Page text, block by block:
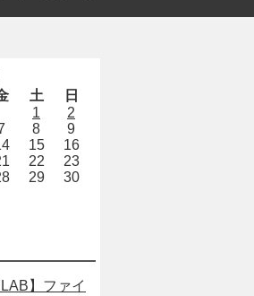
土 日
1
2
8
9
15
16
22
23
29
30
】ファイ